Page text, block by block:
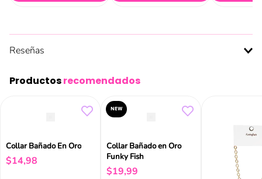
Reseñas
Productosrecomendados
Collar Bañado En Oro
$14,98
NEW
Collar Bañado en Oro
Funky Fish
$19,99